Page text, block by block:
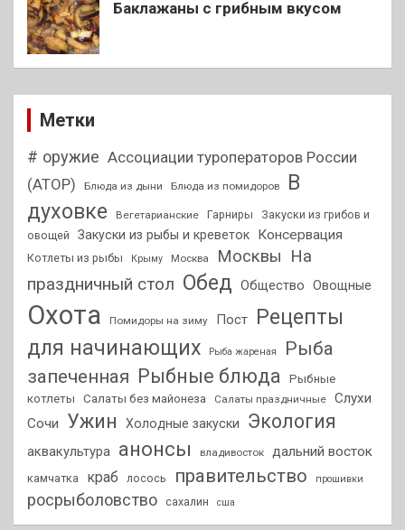
Баклажаны с грибным вкусом
Метки
# оружие Ассоциации туроператоров России
(АТОР)
Блюда из дыни Блюда из помидоров
В
духовке
Вегетарианские Гарниры
Закуски из грибов и
овощей
Закуски из рыбы и креветок Консервация
Котлеты из рыбы Крыму Москва Москвы На
праздничный стол Обед Общество Овощные
Охота Помидоры на зиму Пост
Рецепты
для начинающих
Рыба жареная
Рыба
запеченная Рыбные блюда
Рыбные
котлеты
Салаты без майонеза Салаты праздничные
Слухи
Сочи
Ужин Холодные закуски Экология
аквакультура анонсы владивосток дальний восток
камчатка краб лосось правительство прошивки
росрыболовство сахалин сша